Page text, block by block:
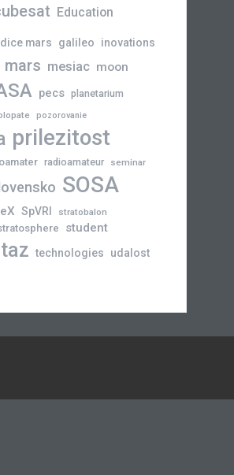
Education
mars galileo inovations
mars mesiac moon
pecs planetarium
pozorovanie
prilezitost
radioamateur seminar
SOSA
SpVRI stratobalon
student
technologies udalost